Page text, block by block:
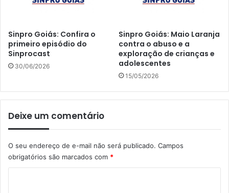
Sinpro Goiás: Confira o
primeiro episódio do
Sinprocast
30/06/2026
Sinpro Goiás: Maio Laranja
contra o abuso e a
exploração de crianças e
adolescentes
15/05/2026
Deixe um comentário
O seu endereço de e-mail não será publicado. Campos
obrigatórios são marcados com *